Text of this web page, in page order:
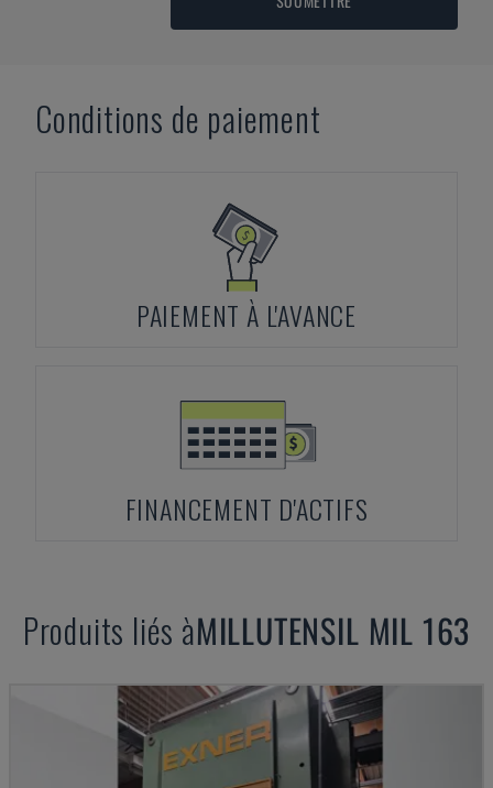
Conditions de paiement
PAIEMENT À L'AVANCE
FINANCEMENT D'ACTIFS
Produits liés àMILLUTENSIL MIL 163